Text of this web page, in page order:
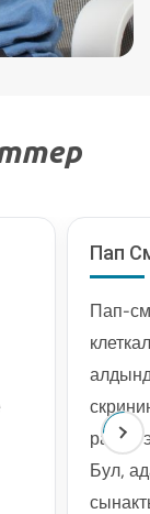
Пап
Пап-
рагын
Бул,